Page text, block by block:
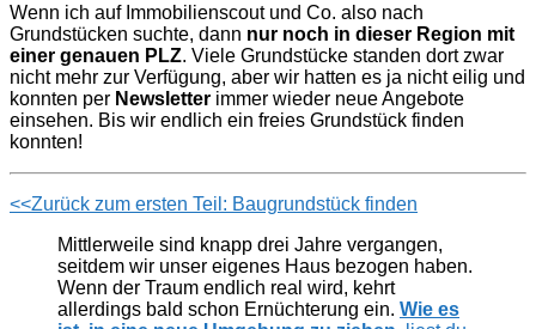
Wenn ich auf Immobilienscout und Co. also nach
Grundstücken suchte, dann nur noch in dieser Region mit
einer genauen PLZ. Viele Grundstücke standen dort zwar
nicht mehr zur Verfügung, aber wir hatten es ja nicht eilig und
konnten per Newsletter immer wieder neue Angebote
einsehen. Bis wir endlich ein freies Grundstück finden
konnten!
<<Zurück zum ersten Teil: Baugrundstück finden
Mittlerweile sind knapp drei Jahre vergangen,
seitdem wir unser eigenes Haus bezogen haben.
Wenn der Traum endlich real wird, kehrt
allerdings bald schon Ernüchterung ein. Wie es